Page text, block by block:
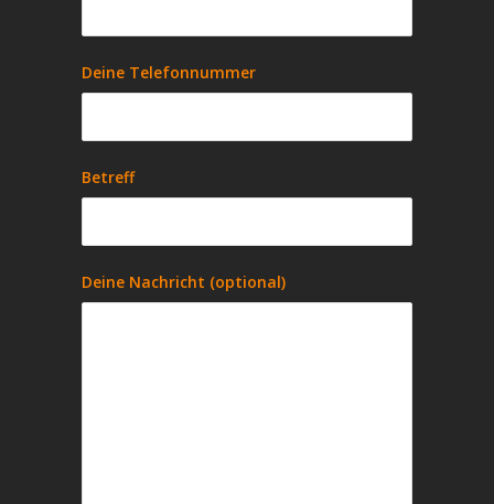
Deine Telefonnummer
Betreff
Deine Nachricht (optional)